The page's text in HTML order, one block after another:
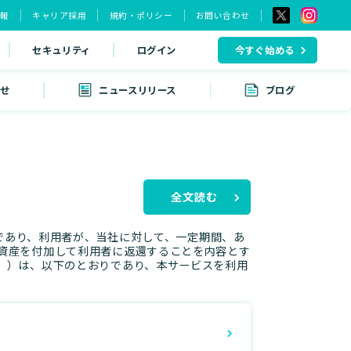
キャリア採用 規約・ポリシー お問い合わせ
セキュリティ ログイン 今すぐ始める
ニュースリリース ブログ
全文読む
、利用者が、当社に対して、一定期間、あ
を付加して利用者に返還することを内容とす
は、以下のとおりであり、本サービスを利用